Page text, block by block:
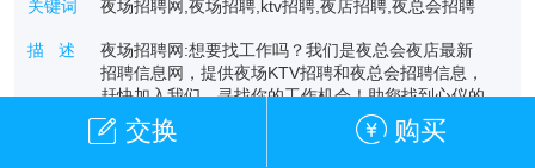
关键词 夜场招聘网,夜场招聘,ktv招聘,夜店招聘,夜总会招聘
描 述
夜场招聘网:想要找工作吗？我们是夜总会夜店最新
招聘信息网，提供夜场KTV招聘和夜总会招聘信息，
赶快加入我们，寻找你的工作机会！助您找到心仪的
工作机会，足浴兼职及求职信息就来夜场招聘网。
交换 购买